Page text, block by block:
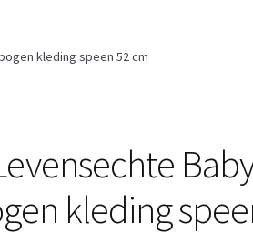
kleding speen 52 cm
kleding